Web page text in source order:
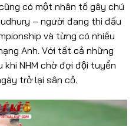
có một nhân tố gây chú
– người đang thi đấu
và từng có nhiều
Anh. Với tất cả những
NHM chờ đợi đội tuyển
trở lại sân cỏ.